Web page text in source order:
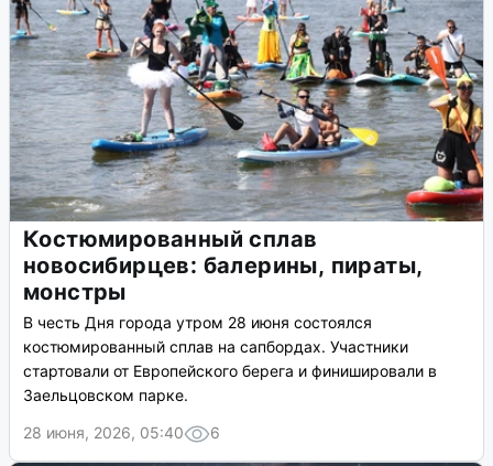
Костюмированный сплав
новосибирцев: балерины, пираты,
монстры
В честь Дня города утром 28 июня состоялся
костюмированный сплав на сапбордах. Участники
стартовали от Европейского берега и финишировали в
Заельцовском парке.
28 июня, 2026, 05:40
6